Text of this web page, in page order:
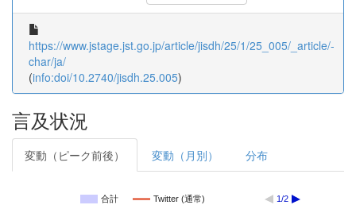
https://www.jstage.jst.go.jp/article/jisdh/25/1/25_005/_article/-
char/ja/
(info:doi/10.2740/jisdh.25.005)
言及状況
変動（ピーク前後） 変動（月別） 分布
合計 Twitter (通常) 1/2